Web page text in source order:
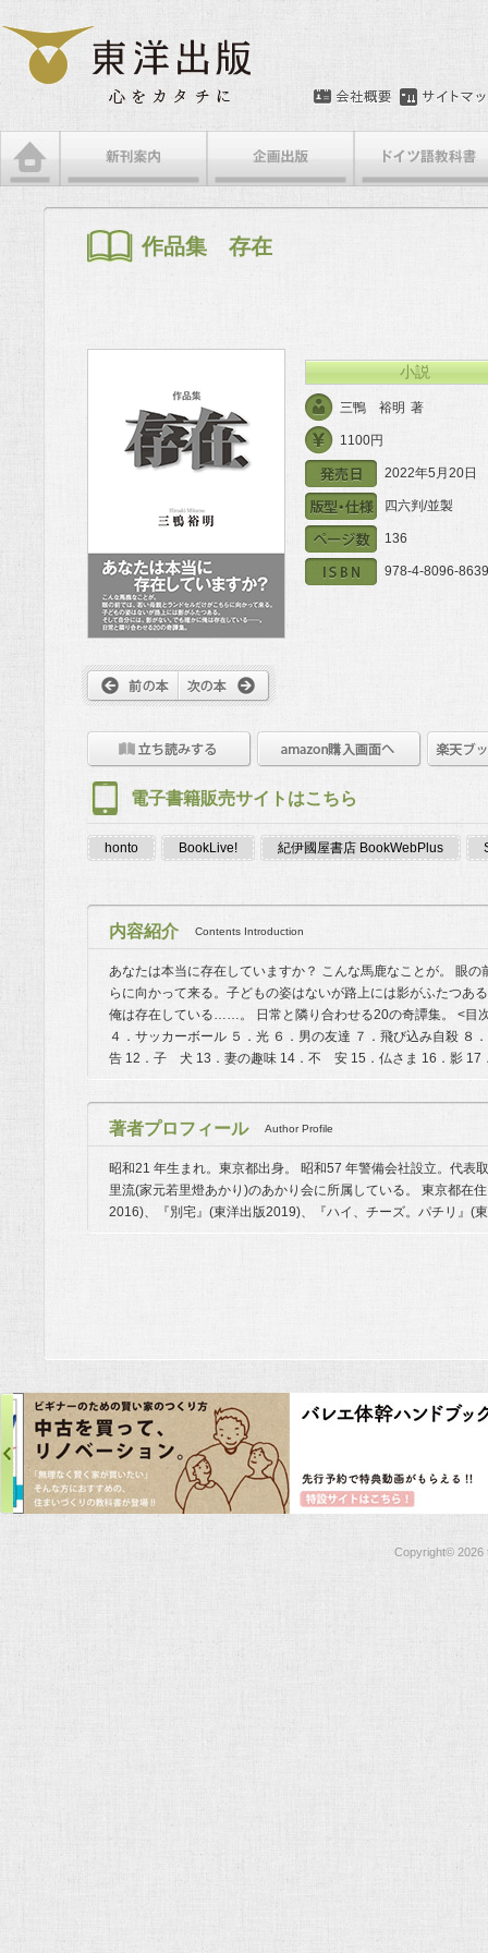
メインメニュー
メインコンテンツへ移動
サブコンテンツへ移動
作品集 存在
小説
三鴨 裕明 著
1100円
2022年5月20日
四六判/並製
136
978-4-8096-
電子書籍販売サイトはこちら
honto BookLive! 紀伊國屋書店 BookWebPlus
内容紹介 Contents Introduction
あなたは本当に存在していますか？ こんな馬鹿なことが。 眼
らに向かって来る。子どもの姿はないが路上には影がふたつあ
俺は存在している……。 日常と隣り合わせる20の奇譚集。 <目
４．サッカーボール ５．光 ６．男の友達 ７．飛び込み自殺
告 12．子 犬 13．妻の趣味 14．不 安 15．仏さま 16．影
著者プロフィール Author Profile
昭和21 年生まれ。東京都出身。 昭和57 年警備会社設立。代表
里流(家元若里燈あかり)のあかり会に所属している。 東京都在
2016)、『別宅』(東洋出版2019)、『ハイ、チーズ。パチリ』(
Copyright© 2026